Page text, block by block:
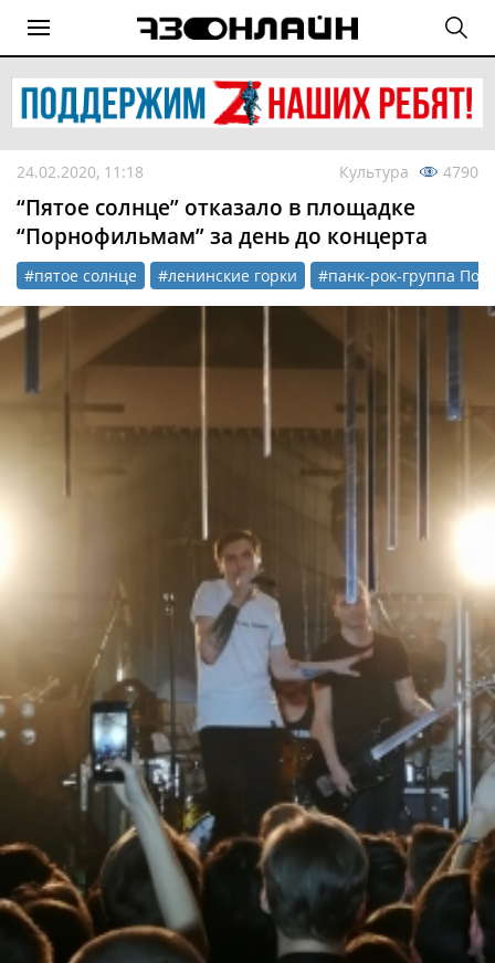
24.02.2020, 11:18 Культура 4790
“Пятое солнце” отказало в площадке
“Порнофильмам” за день до концерта
#пятое солнце #ленинские горки #панк-рок-группа